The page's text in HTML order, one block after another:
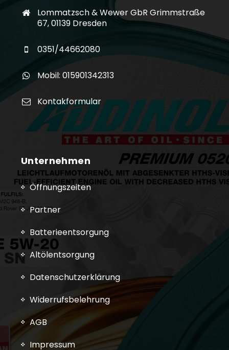
Lommatzsch & Wewer GbR Grimmstraße
67, 01139 Dresden
0351/44662080
Mobil: 015901342313
Kontakformular
Unternehmen
Öffnungszeiten
Partner
Batterieentsorgung
Altölentsorgung
Datenschutzerklärung
Widerrufsbelehrung
AGB
Impressum